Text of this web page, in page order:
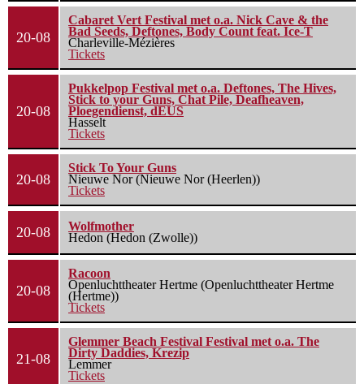
20-08
Cabaret Vert Festival met o.a. Nick Cave & the
Bad Seeds, Deftones, Body Count feat. Ice-T
Charleville-Mézières
Tickets
20-08
Pukkelpop Festival met o.a. Deftones, The Hives,
Stick to your Guns, Chat Pile, Deafheaven,
Ploegendienst, dEUS
Hasselt
Tickets
20-08
Stick To Your Guns
Nieuwe Nor (Nieuwe Nor (Heerlen))
Tickets
20-08
Wolfmother
Hedon (Hedon (Zwolle))
20-08
Racoon
Openluchttheater Hertme (Openluchttheater Hertme
(Hertme))
Tickets
21-08
Glemmer Beach Festival Festival met o.a. The
Dirty Daddies, Krezip
Lemmer
Tickets